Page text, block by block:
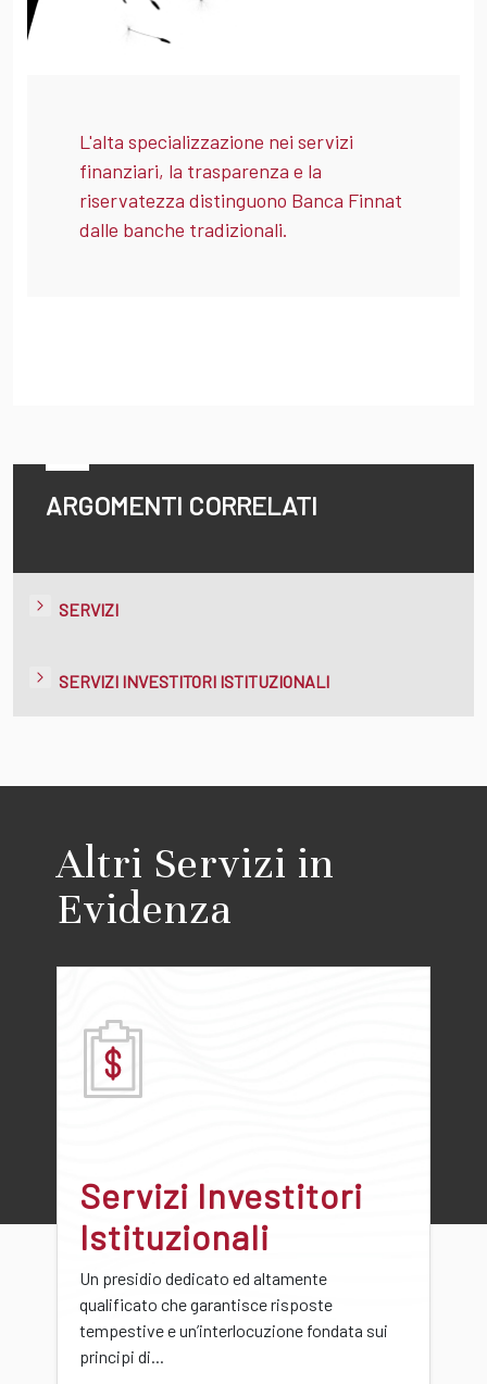
L'alta specializzazione nei servizi
finanziari, la trasparenza e la
riservatezza distinguono Banca Finnat
dalle banche tradizionali.
ARGOMENTI CORRELATI
SERVIZI
SERVIZI INVESTITORI ISTITUZIONALI
Altri Servizi in
Evidenza
Servizi Investitori
Istituzionali
Un presidio dedicato ed altamente
qualificato che garantisce risposte
tempestive e un’interlocuzione fondata sui
principi di...